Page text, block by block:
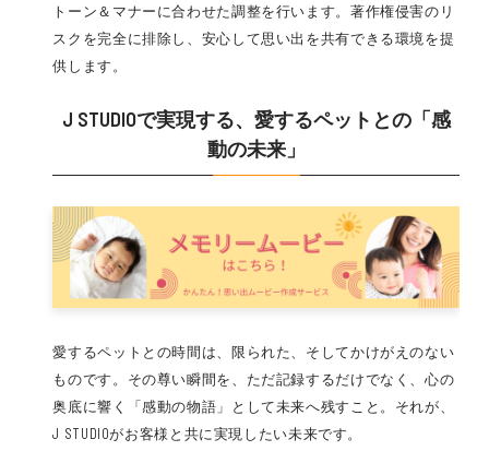
トーン＆マナーに合わせた調整を行います。著作権侵害のリ
スクを完全に排除し、安心して思い出を共有できる環境を提
供します。
J STUDIOで実現する、愛するペットとの「感
動の未来」
愛するペットとの時間は、限られた、そしてかけがえのない
ものです。その尊い瞬間を、ただ記録するだけでなく、心の
奥底に響く「感動の物語」として未来へ残すこと。それが、
J STUDIOがお客様と共に実現したい未来です。